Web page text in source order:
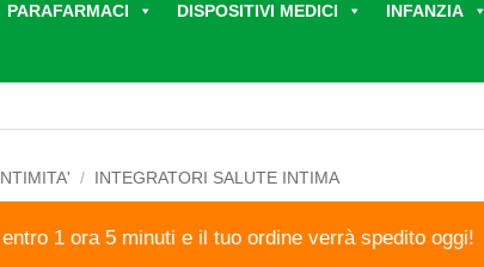
PARAFARMACI DISPOSITIVI MEDICI INFANZIA
/ INTEGRATORI SALUTE INTIMA
1 ora 5 minuti e il tuo ordine verrà spedito oggi!